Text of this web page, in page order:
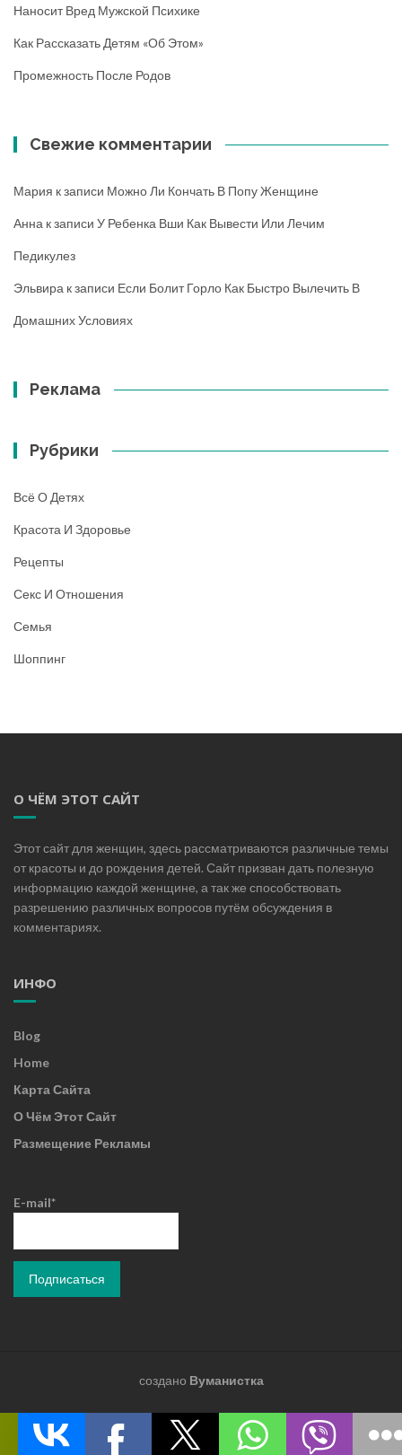
Наносит Вред Мужской Психике
Как Рассказать Детям «об Этом»
Промежность После Родов
Свежие комментарии
Мария к записи Можно Ли Кончать В Попу Женщине
Анна к записи У Ребенка Вши Как Вывести Или Лечим
Педикулез
Эльвира к записи Если Болит Горло Как Быстро Вылечить В
Домашних Условиях
Реклама
Рубрики
Всё О Детях
Красота И Здоровье
Рецепты
Секс И Отношения
Семья
Шоппинг
О ЧЁМ ЭТОТ САЙТ
Этот сайт для женщин, здесь рассматриваются различные темы
от красоты и до рождения детей. Сайт призван дать полезную
информацию каждой женщине, а так же способствовать
разрешению различных вопросов путём обсуждения в
комментариях.
ИНФО
Blog
Home
Карта Сайта
О Чём Этот Сайт
Размещение Рекламы
E-mail*
создано Вуманистка